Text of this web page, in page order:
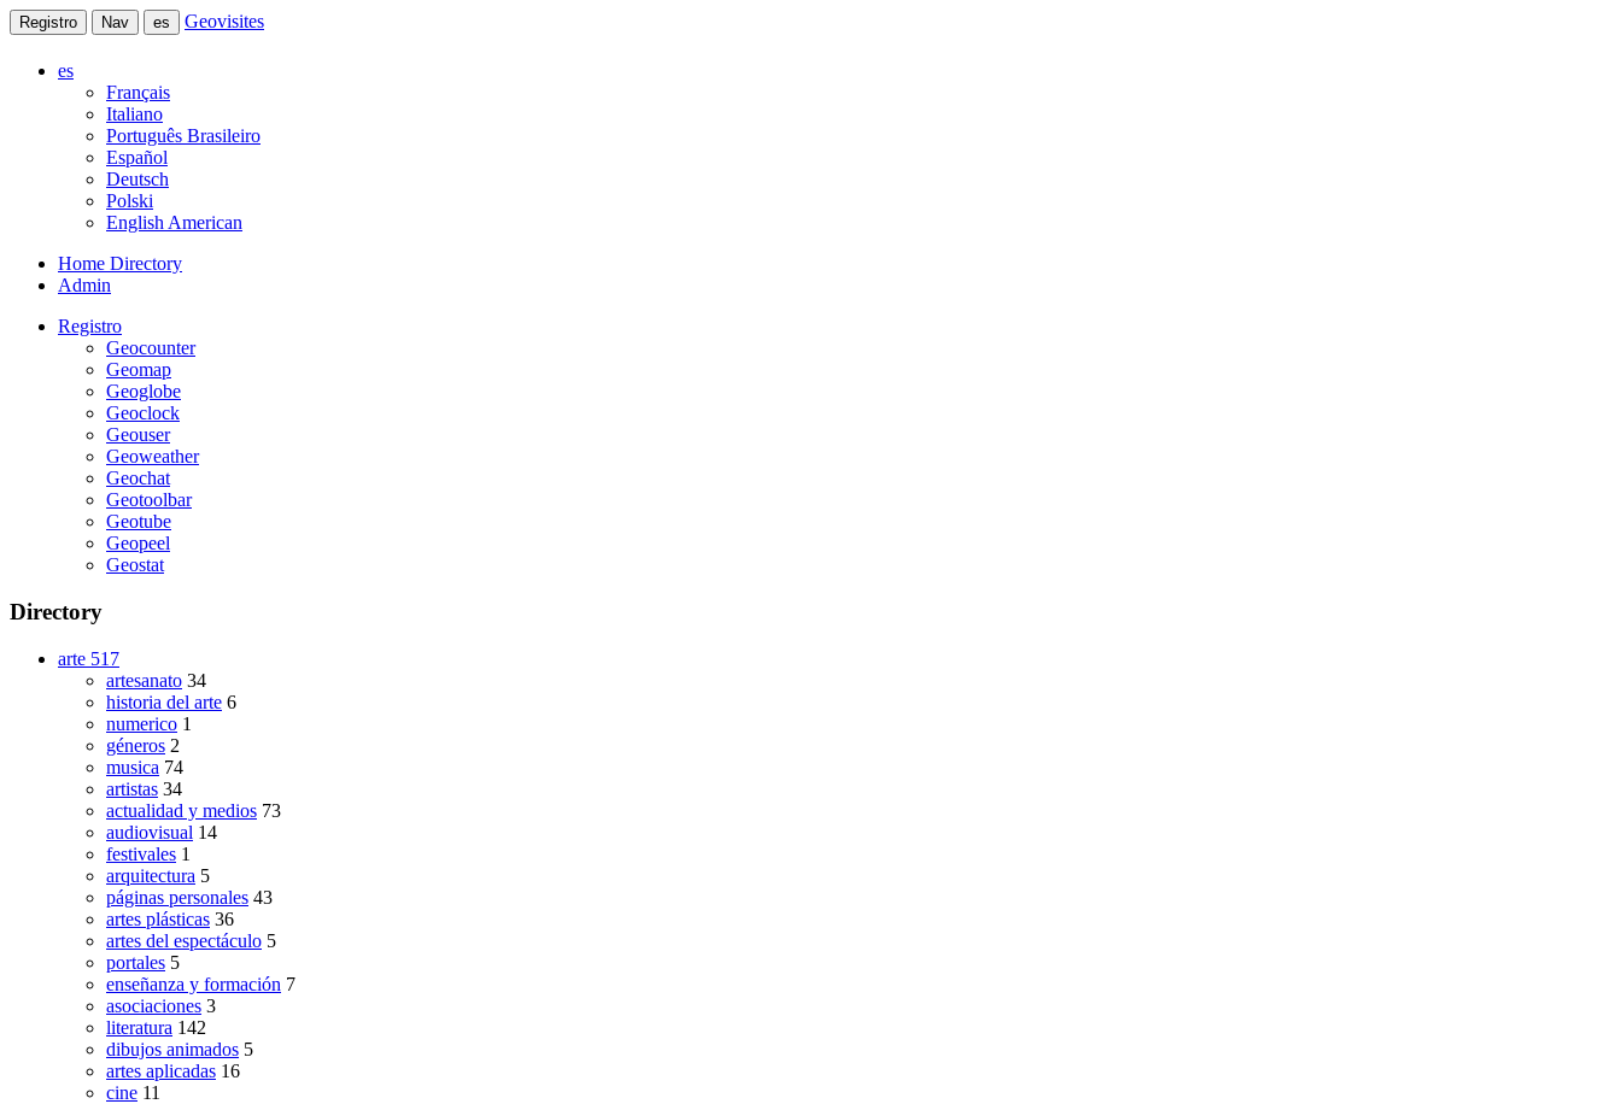
Registro Nav es Geovisites
es
Français
Italiano
Português Brasileiro
Español
Deutsch
Polski
English American
Home Directory
Admin
Registro
Geocounter
Geomap
Geoglobe
Geoclock
Geouser
Geoweather
Geochat
Geotoolbar
Geotube
Geopeel
Geostat
Directory
arte 517
artesanato 34
historia del arte 6
numerico 1
géneros 2
musica 74
artistas 34
actualidad y medios 73
audiovisual 14
festivales 1
arquitectura 5
páginas personales 43
artes plásticas 36
artes del espectáculo 5
portales 5
enseñanza y formación 7
asociaciones 3
literatura 142
dibujos animados 5
artes aplicadas 16
cine 11